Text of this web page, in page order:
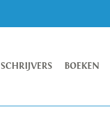
SCHRIJVERS BOEKEN